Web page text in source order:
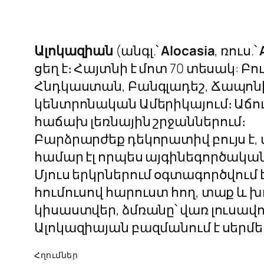
Ալոկազիան (անգլ.՝Alocasia, ռուս.՝
ցեղ է։ Հայտնի է մոտ 70 տեսակ:
Հնդկաստան, Բանգլադեշ,
կենտրոնական Ամերիկայում։
հաճախ լեռնային շրջաններում։
Բարձրարժեք դեկորատիվ բույս
համար էլ որպես
Մյուս երկրներում
հումուսով հարուստ հող, տաք և
կիսաստվեր, ձմռանը՝ վառ
Ալոկազիայան բազմանում է
Հղումներ